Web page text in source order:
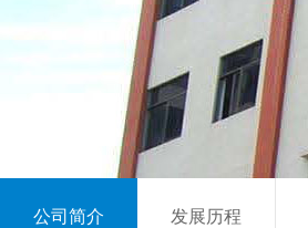
公司简介 发展历程